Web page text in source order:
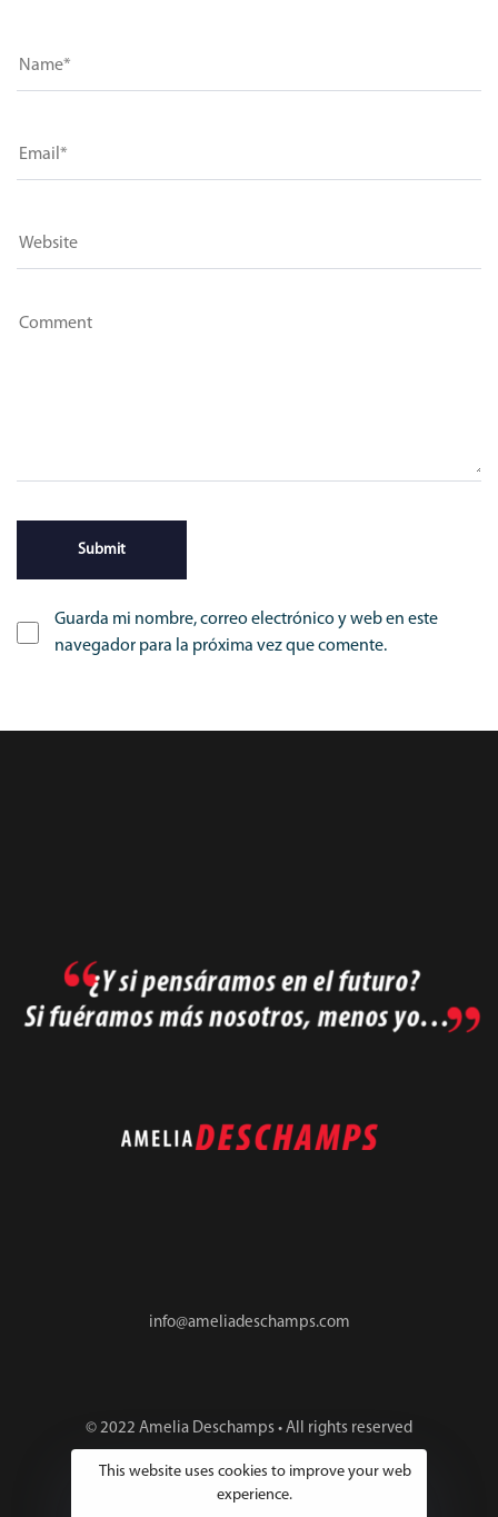
Guarda mi nombre, correo electrónico y web en este
navegador para la próxima vez que comente.
info@ameliadeschamps.com
© 2022 Amelia Deschamps • All rights reserved
This website uses cookies to improve your web
experience.